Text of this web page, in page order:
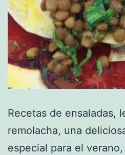
Recetas de ensaladas,
remolacha, una
especial para el